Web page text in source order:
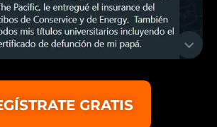
GRATIS